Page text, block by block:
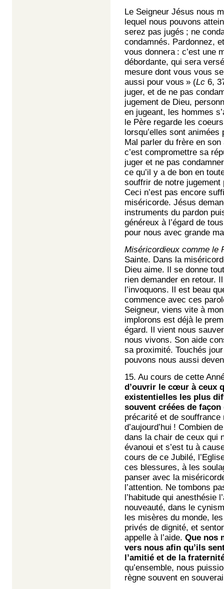
Le Seigneur Jésus nous
lequel nous pouvons
serez pas jugés ; ne
condamnés. Pardonnez,
vous donnera : c’est une
débordante, qui sera
mesure dont vous vous
aussi pour vous » (Lc 6,
juger, et de ne pas
jugement de Dieu,
en jugeant, les hommes
le Père regarde les
lorsqu’elles sont
Mal parler du frère en
c’est compromettre sa
juger et ne pas
ce qu’il y a de bon en
souffrir de notre
Ceci n’est pas encore
miséricorde. Jésus
instruments du pardon
généreux à l’égard de
pour nous avec grande
Miséricordieux comme le
Sainte. Dans la
Dieu aime. Il se donne
rien demander en retour.
l’invoquons. Il est beau
commence avec ces
Seigneur, viens vite à
implorons est déjà le
égard. Il vient nous
nous vivons. Son aide
sa proximité. Touchés
pouvons nous aussi
15. Au cours de cette
d’ouvrir le cœur à ceux
existentielles les plus
souvent créées de
précarité et de souffrance
d’aujourd’hui ! Combien
dans la chair de ceux qui
évanoui et s’est tu à
cours de ce Jubilé,
ces blessures, à les
panser avec la
l’attention. Ne tombons
l’habitude qui anesthésie
nouveauté, dans le
les misères du monde,
privés de dignité, et
appelle à l’aide. Que nos
vers nous afin qu’ils
l’amitié et de la
qu’ensemble, nous
règne souvent en